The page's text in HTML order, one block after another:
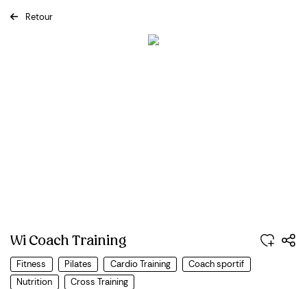
Retour
Wi Coach Training
Fitness Pilates Cardio Training
Coach sportif
Nutrition
Cross Training